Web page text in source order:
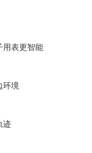
用表更智能
环境
迹